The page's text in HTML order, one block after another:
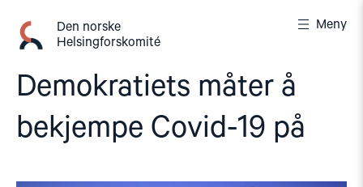
innhold
Den norske
Helsingforskomité
Meny
Demokratiets måter å
bekjempe Covid-19 på